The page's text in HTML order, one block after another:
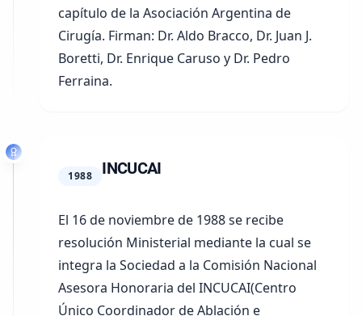
capítulo de la Asociación Argentina de
Cirugía. Firman: Dr. Aldo Bracco, Dr. Juan J.
Boretti, Dr. Enrique Caruso y Dr. Pedro
Ferraina.
1988 INCUCAI
El 16 de noviembre de 1988se recibe
resolución Ministerial mediante la cual se
integra la Sociedad a la Comisión Nacional
Asesora Honoraria del INCUCAI(Centro
Único Coordinador de Ablación e